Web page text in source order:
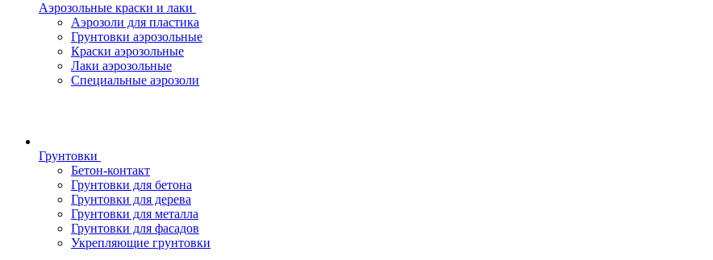
Аэрозольные краски и лаки
Аэрозоли для пластика
Грунтовки аэрозольные
Краски аэрозольные
Лаки аэрозольные
Специальные аэрозоли
Грунтовки
Бетон-контакт
Грунтовки для бетона
Грунтовки для дерева
Грунтовки для металла
Грунтовки для фасадов
Укрепляющие грунтовки